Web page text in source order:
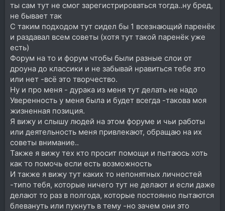
ты сам тут не смог зарегистрироваться тогда..ну бред,
не бывает так
С таким подходом тут сидел бы 1 всезнающий паренёк
и раздавал всем советы (хотя тут такой паренёк уже
есть)
Форум на то и форум чтобы были разные слои от
дроуна до классики и не забывай нравиться тебе это
или нет -всё это творчество.
Ну и про меня - дурака из меня тут делать не надо
Уверенность у меня была и будет всегда -такова моя
жизненная позиция.
Я вижу и слышу людей на этом форуме и чьи работы
или деятельность меня привлекают, обращаю на их
советы внимание..
Также я вижу тех кто просит помощи и пытаюсь хоть
как то помочь если есть возможность
И также я вижу тут каких то непонятных личностей
-типо тебя, которые ничего тут не делают и если даже
делают то раз в полгода, которые постоянно пытаются
блевануть или пукнуть в тему -но зачем они это